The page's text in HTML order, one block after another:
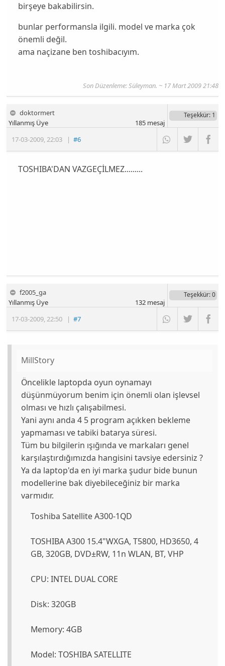
birşeye bakabilirsin.
bunlar performansla ilgili. model ve marka çok
önemli değil.
ama naçizane ben toshibacıyım.
Son Düzenleme: Süleyman. ~ 17 Mart 2009 21:48
doktormert
17-03-2009,22:03 |#6
Yıllanmış Üye
Teşekkür: 1
185mesaj
TOSHIBA'DAN VAZGEÇİLMEZ.........
f2005_ga
17-03-2009 22:50 |#7
Yıllanmış Üye
Teşekkür: 0
132mesaj
MillStory
Öncelikle laptopda oyun oynamayı
düşünmüyorum benim için önemli olan işlevsel
olması ve hızlı çalışabilmesi.
Yani aynı anda 4 5 program açıkken bekleme
yapmaması ve tabiki batarya süresi.
Tüm bu bilgilerin ışığında ve markaları genel
karşılaştırdığımızda hangisini tavsiye edersiniz ?
Ya da laptop'da en iyi marka şudur bide bunun
modellerine bak diyebileceğiniz bir marka
varmıdır.
Toshiba Satellite A300-1QD
TOSHIBA A300 15.4"WXGA, T5800, HD3650, 4
GB, 320GB, DVD±RW, 11n WLAN, BT, VHP
CPU: INTEL DUAL CORE
Disk: 320GB
Memory: 4GB
Model: TOSHIBA SATELLITE